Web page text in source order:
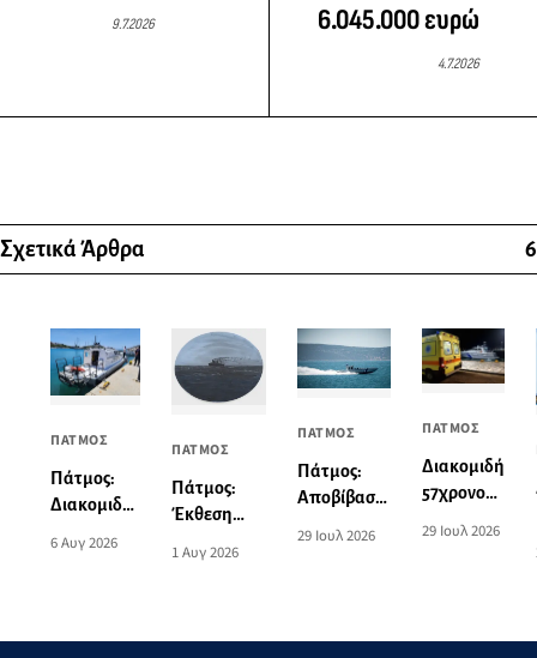
9.7.2026
6.045.000 ευρώ
4.7.2026
Σχετικά Άρθρα 6
ΠΑΤΜΟΣ
Πάτμος:
Διακομιδή
στη Λέρο
σκάφος του
6 Αυγ 2026
ΠΑΤΜΟΣ
Πάτμος:
Έκθεση
του Norman
Σταύρακα
1 Αυγ 2026
ΠΑΤΜΟΣ
Πάτμος:
Αποβίβαση
29 Ιουλ 2026
ΠΑΤΜΟΣ
Διακομιδή
57χρονου
από το
29 Ιουλ 2026